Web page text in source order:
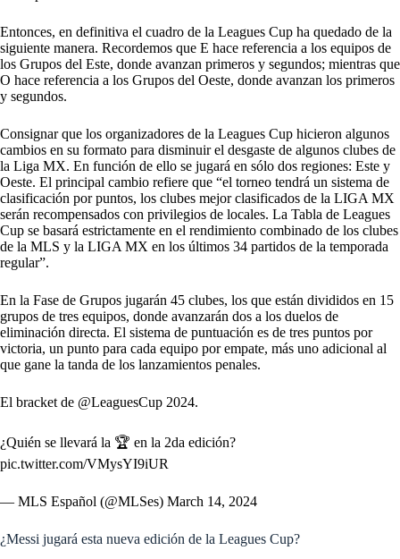
Entonces, en definitiva el cuadro de la Leagues Cup ha quedado de la
siguiente manera. Recordemos que E hace referencia a los equipos de
los Grupos del Este, donde avanzan primeros y segundos; mientras que
O hace referencia a los Grupos del Oeste, donde avanzan los primeros
y segundos.
Consignar que los organizadores de la Leagues Cup hicieron algunos
cambios en su formato para disminuir el desgaste de algunos clubes de
la Liga MX. En función de ello se jugará en sólo dos regiones: Este y
Oeste. El principal cambio refiere que “el torneo tendrá un sistema de
clasificación por puntos, los clubes mejor clasificados de la LIGA MX
serán recompensados con privilegios de locales. La Tabla de Leagues
Cup se basará estrictamente en el rendimiento combinado de los clubes
de la MLS y la LIGA MX en los últimos 34 partidos de la temporada
regular”.
En la Fase de Grupos jugarán 45 clubes, los que están divididos en 15
grupos de tres equipos, donde avanzarán dos a los duelos de
eliminación directa. El sistema de puntuación es de tres puntos por
victoria, un punto para cada equipo por empate, más uno adicional al
que gane la tanda de los lanzamientos penales.
El bracket de @LeaguesCup 2024.
¿Quién se llevará la 🏆 en la 2da edición?
pic.twitter.com/VMysYI9iUR
— MLS Español (@MLSes) March 14, 2024
¿Messi jugará esta nueva edición de la Leagues Cup?